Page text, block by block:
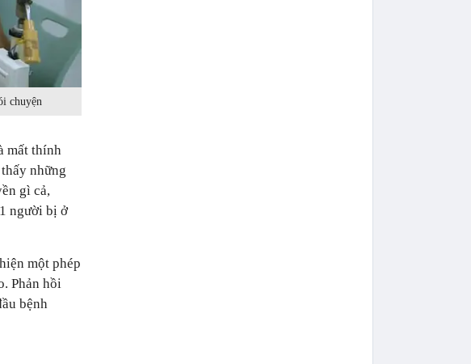
chuyện
mất thính
những
gì cả,
người bị ở
một phép
Phản hồi
bệnh